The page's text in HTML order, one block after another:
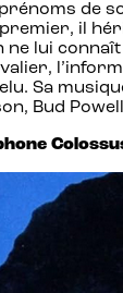
de
il
lui
Sa
Bud